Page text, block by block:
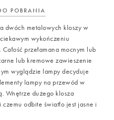
POBRANIA
dwóch metalowych kloszy w
wykończeniu
przełamana mocnym lub
lub kremowe zawieszenie
wyglądzie lampy decyduje
lampy na przewód w
Wnętrze dużego klosza
odbite światło jest jasne i